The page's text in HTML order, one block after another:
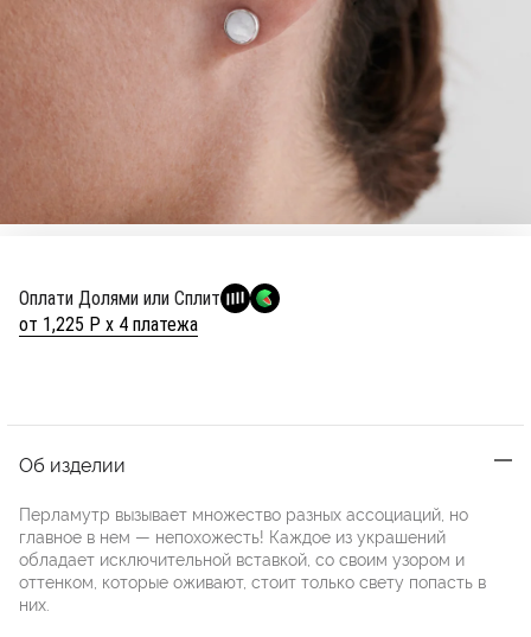
Оплати Долями или Сплит
от 1,225 Р х 4 платежа
Об изделии
Перламутр вызывает множество разных ассоциаций, но
главное в нем — непохожесть! Каждое из украшений
обладает исключительной вставкой, со своим узором и
оттенком, которые оживают, стоит только свету попасть в
них.